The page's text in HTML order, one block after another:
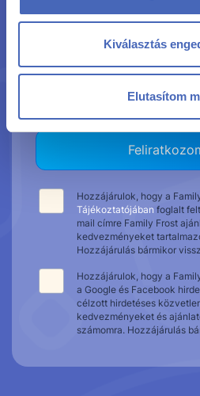
Kiválasztás
Elutasítom
Hozzájárulok, hogy a
Tájékoztatójában foglalt
mail címre Family Frost
kedvezményeket
Hozzájárulás bármikor
Hozzájárulok, hogy a
a Google és Facebook
célzott hirdetéses
kedvezményeket és
számomra. Hozzájárulás